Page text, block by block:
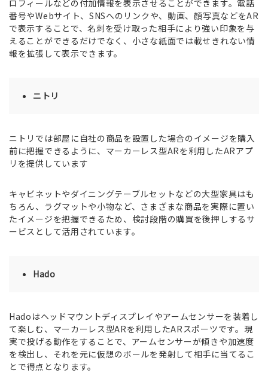
ロフィールなどの付加情報を表示させることができます。電話
番号やWebサイト、SNSへのリンクや、動画、顔写真などをAR
で表示することで、名刺を受け取った相手により強い印象を与
えることができるだけでなく、小さな紙面では載せきれない情
報を拡張して表示できます。
ニトリ
ニトリでは部屋に自社の商品を設置した場合のイメージを購入
前に把握できるように、マーカーレス型ARを利用したARアプ
リを提供しています
キャビネットやダイニングテーブルセットなどの大型家具はも
ちろん、ラグマットや小物など、さまざまな商品を実際に置い
たイメージを把握できるため、検討段階の購買を後押しするサ
ービスとして活用されています。
Hado
Hadoはヘッドマウントディスプレイやアームセンサーを装着し
て楽しむ、マーカーレス型ARを利用したARスポーツです。現
実で投げる動作をすることで、アームセンサーが傾きや加速度
を検出し、それを元に仮想のボールを発射して相手に当てるこ
とで得点となります。